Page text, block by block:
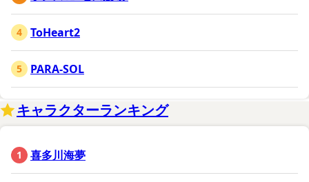
ToHeart2
PARA-SOL
キャラクターランキング
喜多川海夢